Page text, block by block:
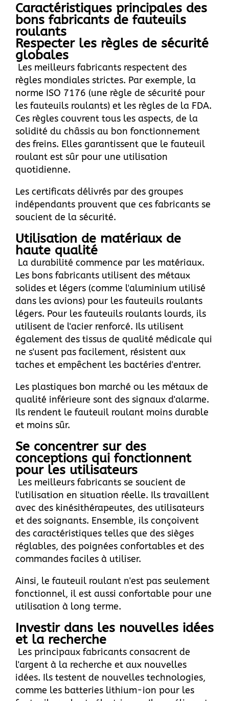
Caractéristiques principales des
bons fabricants de fauteuils
roulants
Respecter les règles de sécurité
globales
Les meilleurs fabricants respectent des
règles mondiales strictes. Par exemple, la
norme ISO 7176 (une règle de sécurité pour
les fauteuils roulants) et les règles de la FDA.
Ces règles couvrent tous les aspects, de la
solidité du châssis au bon fonctionnement
des freins. Elles garantissent que le fauteuil
roulant est sûr pour une utilisation
quotidienne.
Les certificats délivrés par des groupes
indépendants prouvent que ces fabricants se
soucient de la sécurité.
Utilisation de matériaux de
haute qualité
La durabilité commence par les matériaux.
Les bons fabricants utilisent des métaux
solides et légers (comme l'aluminium utilisé
dans les avions) pour les fauteuils roulants
légers. Pour les fauteuils roulants lourds, ils
utilisent de l'acier renforcé. Ils utilisent
également des tissus de qualité médicale qui
ne s'usent pas facilement, résistent aux
taches et empêchent les bactéries d'entrer.
Les plastiques bon marché ou les métaux de
qualité inférieure sont des signaux d'alarme.
Ils rendent le fauteuil roulant moins durable
et moins sûr.
Se concentrer sur des
conceptions qui fonctionnent
pour les utilisateurs
Les meilleurs fabricants se soucient de
l'utilisation en situation réelle. Ils travaillent
avec des kinésithérapeutes, des utilisateurs
et des soignants. Ensemble, ils conçoivent
des caractéristiques telles que des sièges
réglables, des poignées confortables et des
commandes faciles à utiliser.
Ainsi, le fauteuil roulant n'est pas seulement
fonctionnel, il est aussi confortable pour une
utilisation à long terme.
Investir dans les nouvelles idées
et la recherche
Les principaux fabricants consacrent de
l'argent à la recherche et aux nouvelles
idées. Ils testent de nouvelles technologies,
comme les batteries lithium-ion pour les